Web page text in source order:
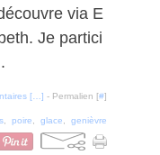
via E
Je partici
[ ] - Permalien [#]
poire glace genièvre